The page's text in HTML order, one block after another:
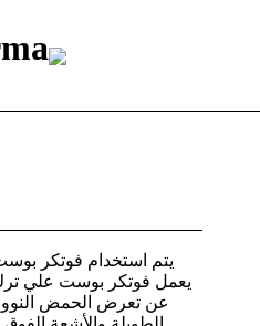
يتم استخدام فوتكر
يعمل فوتكر بوست علي ترك
عن تعرض الحمض النووي